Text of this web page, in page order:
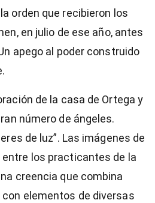
orden que recibieron los
en julio de ese año, antes
apego al poder construido
de la casa de Ortega y
número de ángeles.
de luz”. Las imágenes de
los practicantes de la
creencia que combina
elementos de diversas